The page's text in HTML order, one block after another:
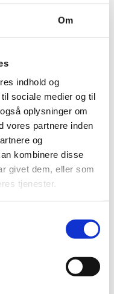
Om
indhold og
sociale medier og til
oplysninger om
vores partnere inden
og
kombinere disse
givet dem, eller som
tjenester.
led i forberedelse
og
er en kort,
program eller
er på engelsk,
se dokumenter og